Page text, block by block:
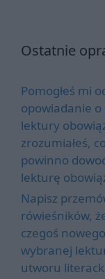
Ostatnie
Pomogłeś mi
opowiadanie
lektury
zrozumiałeś,
powinno
lekturę
Napisz
rówieśników,
czegoś
wybranej
utworu